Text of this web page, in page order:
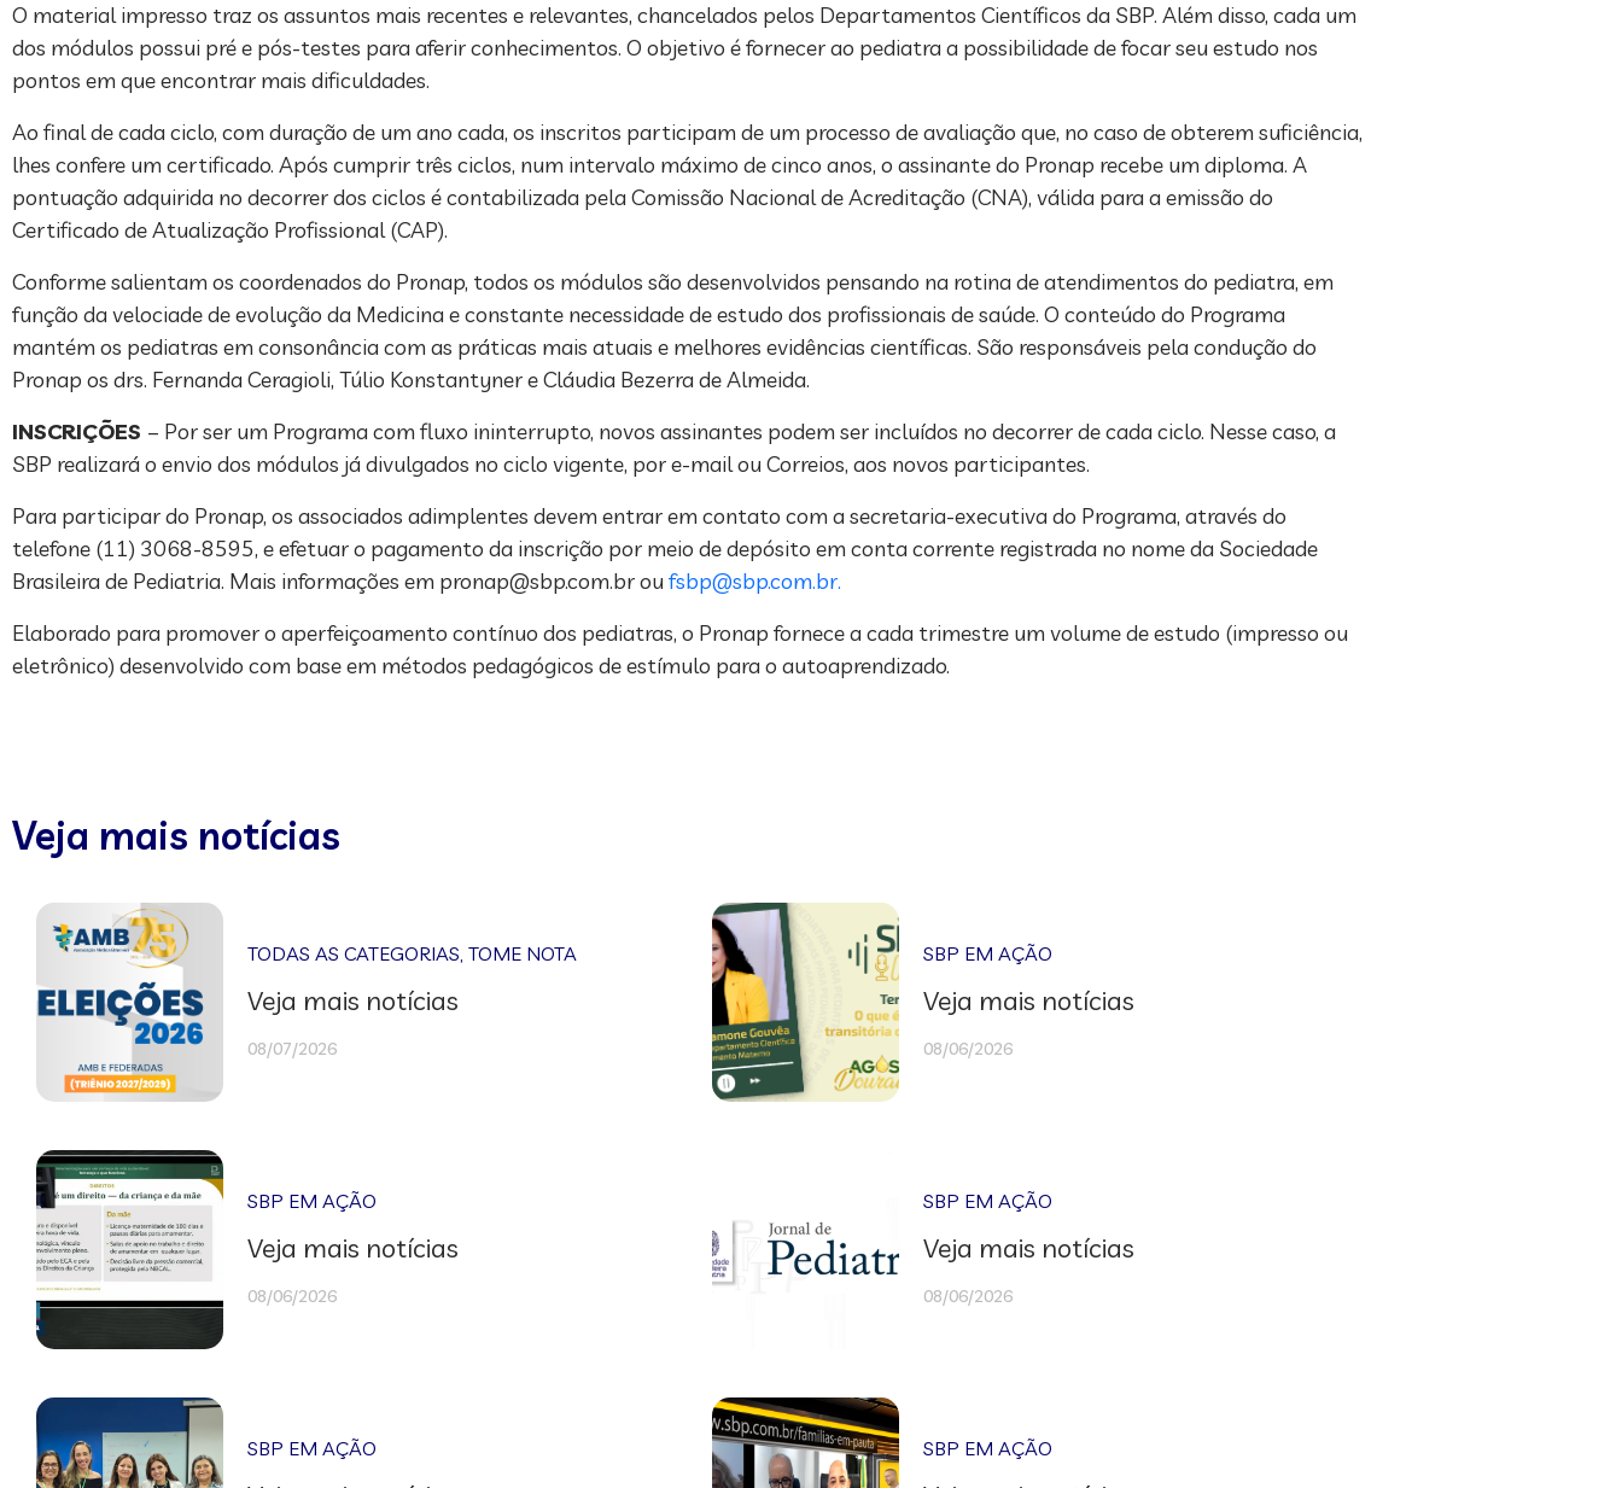
O material impresso traz os assuntos mais recentes e relevantes, chancelados pelos Departamentos Científicos da SBP. Além disso, cada um
dos módulos possui pré e pós-testes para aferir conhecimentos. O objetivo é fornecer ao pediatra a possibilidade de focar seu estudo nos
pontos em que encontrar mais dificuldades.
Ao final de cada ciclo, com duração de um ano cada, os inscritos participam de um processo de avaliação que, no caso de obterem suficiência,
lhes confere um certificado. Após cumprir três ciclos, num intervalo máximo de cinco anos, o assinante do Pronap recebe um diploma. A
pontuação adquirida no decorrer dos ciclos é contabilizada pela Comissão Nacional de Acreditação (CNA), válida para a emissão do
Certificado de Atualização Profissional (CAP).
Conforme salientam os coordenados do Pronap, todos os módulos são desenvolvidos pensando na rotina de atendimentos do pediatra, em
função da velociade de evolução da Medicina e constante necessidade de estudo dos profissionais de saúde. O conteúdo do Programa
mantém os pediatras em consonância com as práticas mais atuais e melhores evidências científicas. São responsáveis pela condução do
Pronap os drs. Fernanda Ceragioli, Túlio Konstantyner e Cláudia Bezerra de Almeida.
INSCRIÇÕES – Por ser um Programa com fluxo ininterrupto, novos assinantes podem ser incluídos no decorrer de cada ciclo. Nesse caso, a
SBP realizará o envio dos módulos já divulgados no ciclo vigente, por e-mail ou Correios, aos novos participantes.
Para participar do Pronap, os associados adimplentes devem entrar em contato com a secretaria-executiva do Programa, através do
telefone (11) 3068-8595, e efetuar o pagamento da inscrição por meio de depósito em conta corrente registrada no nome da Sociedade
Brasileira de Pediatria. Mais informações em pronap@sbp.com.brou fsbp@sbp.com.br.
Elaborado para promover o aperfeiçoamento contínuo dos pediatras, o Pronap fornece a cada trimestre um volume de estudo (impresso ou
eletrônico) desenvolvido com base em métodos pedagógicos de estímulo para o autoaprendizado.
Veja mais notícias
TODAS AS CATEGORIAS,TOME NOTA
Veja mais notícias
08/07/2026
SBP EM AÇÃO
Veja mais notícias
08/06/2026
SBP EM AÇÃO
Veja mais notícias
08/06/2026
SBP EM AÇÃO
Veja mais notícias
08/06/2026
SBP EM AÇÃO SBP EM AÇÃO